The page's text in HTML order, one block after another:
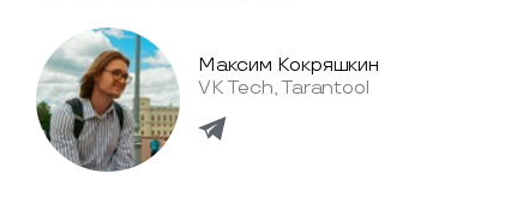
Максим Кокряшкин
VK Tech, Tarantool